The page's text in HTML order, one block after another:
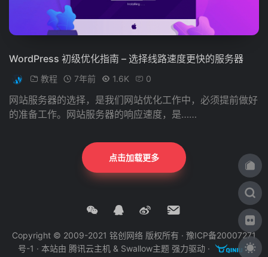
WordPress 初级优化指南 – 选择线路速度更快的服务器
教程 7年前 1.6K 0
网站服务器的选择，是我们网站优化工作中，必须提前做好
的准备工作。网站服务器的响应速度，是……
点击加载更多
Copyright © 2009-2021 铭创网络 版权所有 · 豫ICP备20007271
号-1 · 本站由 腾讯云主机 & Swallow主题 强力驱动 · ·